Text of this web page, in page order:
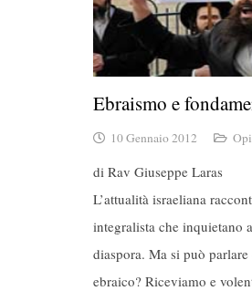
Ebraismo e
10 Gennaio 2012
di Rav Giuseppe Laras
L’attualità israeliana
integralista che inquietano
diaspora. Ma si può
ebraico? Riceviamo e